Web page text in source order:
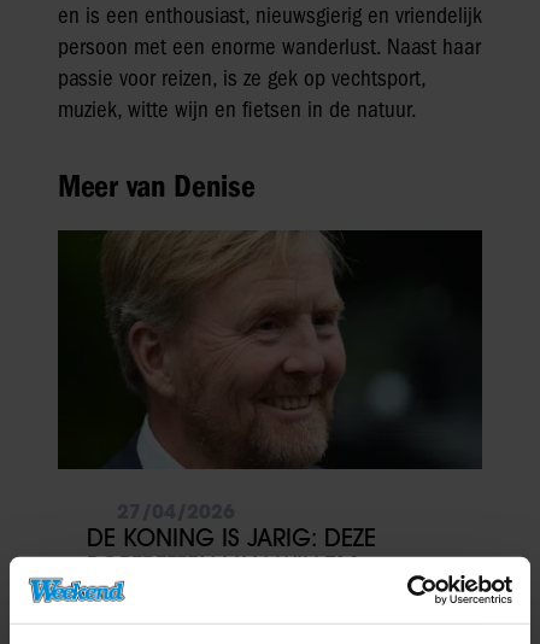
en is een enthousiast, nieuwsgierig en vriendelijk
persoon met een enorme wanderlust. Naast haar
passie voor reizen, is ze gek op vechtsport,
muziek, witte wijn en fietsen in de natuur.
Meer van Denise
DE KONING IS JARIG: DEZE
PORTRETTEN VAN WILLEM-
ALEXANDER WIL JE NIET MISSEN